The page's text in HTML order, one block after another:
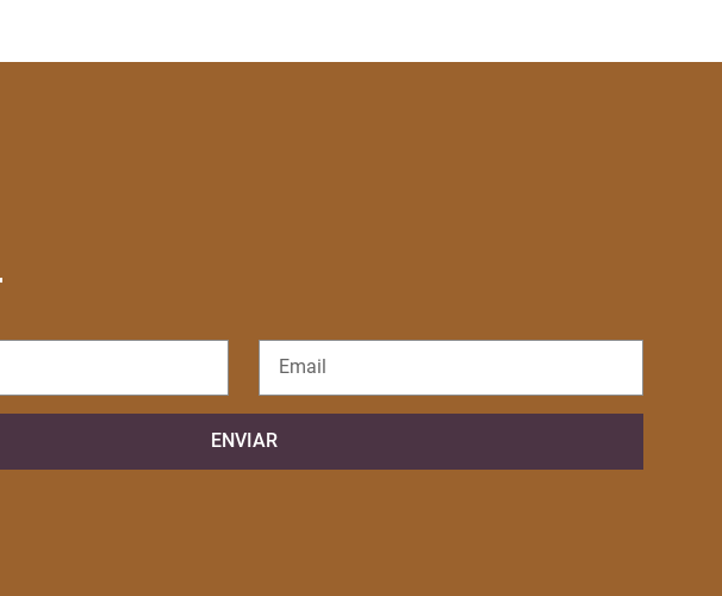
ENVIAR